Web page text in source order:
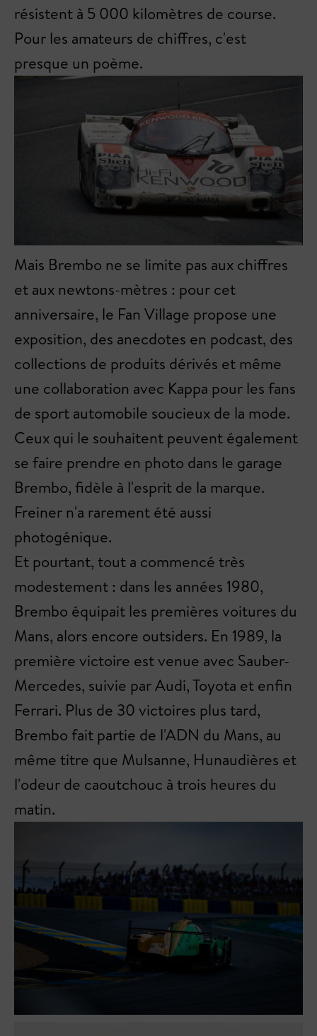
résistent à 5 000 kilomètres de course.
Pour les amateurs de chiffres, c'est
presque un poème.
Mais Brembo ne se limite pas aux chiffres
et aux newtons-mètres : pour cet
anniversaire, le Fan Village propose une
exposition, des anecdotes en podcast, des
collections de produits dérivés et même
une collaboration avec Kappa pour les fans
de sport automobile soucieux de la mode.
Ceux qui le souhaitent peuvent également
se faire prendre en photo dans le garage
Brembo, fidèle à l'esprit de la marque.
Freiner n'a rarement été aussi
photogénique.
Et pourtant, tout a commencé très
modestement : dans les années 1980,
Brembo équipait les premières voitures du
Mans, alors encore outsiders. En 1989, la
première victoire est venue avec Sauber-
Mercedes, suivie par Audi, Toyota et enfin
Ferrari. Plus de 30 victoires plus tard,
Brembo fait partie de l'ADN du Mans, au
même titre que Mulsanne, Hunaudières et
l'odeur de caoutchouc à trois heures du
matin.